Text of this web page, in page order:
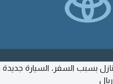
ياريس موديل 2026 للتنازل بسبب السفر. السيارة